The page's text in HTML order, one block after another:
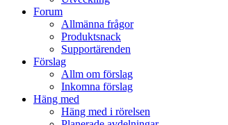
Forum
Allmänna frågor
Produktsnack
Supportärenden
Förslag
Allm om förslag
Inkomna förslag
Häng med
Häng med i rörelsen